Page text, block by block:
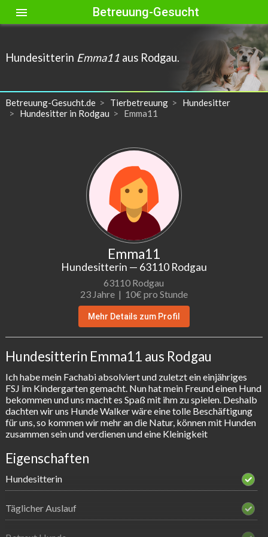
menu Betreuung-Gesucht
Hundesitterin Emma11aus Rodgau.
Betreuung-Gesucht.de Tierbetreuung
Hundesitter
Hundesitter in Rodgau
Emma11
Emma11
Hundesitterin — 63110 Rodgau
63110 Rodgau
23 Jahre | 10€ pro Stunde
Mehr Details zum Profil
Hundesitterin Emma11 aus Rodgau
Ich habe mein Fachabi absolviert und zuletzt ein einjähriges
FSJ im Kindergarten gemacht. Nun hat mein Freund einen Hund
bekommen und uns macht es Spaß mit ihm zu spielen. Deshalb
dachten wir uns Hunde Walker wäre eine tolle Beschäftigung
für uns, so kommen wir mehr an die Natur, können mit Hunden
zusammen sein und verdienen und eine Kleinigkeit
Eigenschaften
Hundesitterin
Täglicher Auslauf